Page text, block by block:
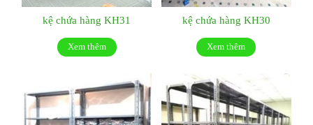
kệ chứa hàng KH31
Xem thêm
kệ chứa hàng KH30
Xem thêm